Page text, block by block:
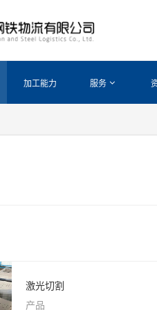
加工能力 服务
激光切割
产品